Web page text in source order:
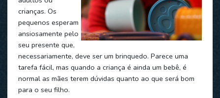
crianças. Os
pequenos esperam
ansiosamente pelo
seu presente que,
necessariamente, deve ser um brinquedo. Parece uma
tarefa fácil, mas quando a criança é ainda um bebê, é
normal as mães terem dúvidas quanto ao que será bom
para o seu filho.